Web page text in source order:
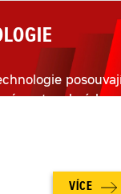
posouvají
stavebních
VÍCE